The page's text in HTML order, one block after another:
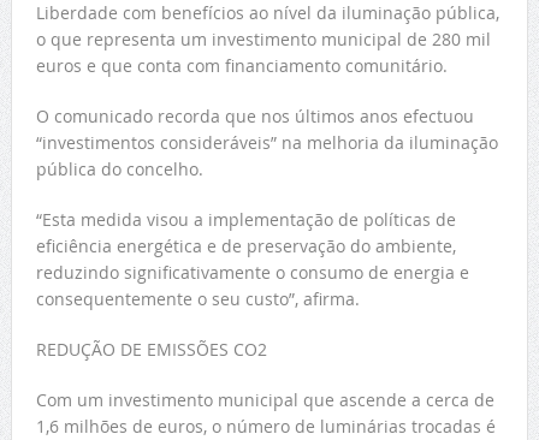
Liberdade com benefícios ao nível da iluminação pública,
o que representa um investimento municipal de 280 mil
euros e que conta com financiamento comunitário.
O comunicado recorda que nos últimos anos efectuou
“investimentos consideráveis” na melhoria da iluminação
pública do concelho.
“Esta medida visou a implementação de políticas de
eficiência energética e de preservação do ambiente,
reduzindo significativamente o consumo de energia e
consequentemente o seu custo”, afirma.
REDUÇÃO DE EMISSÕES CO2
Com um investimento municipal que ascende a cerca de
1,6 milhões de euros, o número de luminárias trocadas é